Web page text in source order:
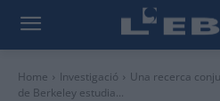
Home Investigació
Una recerca
de Berkeley estudia...